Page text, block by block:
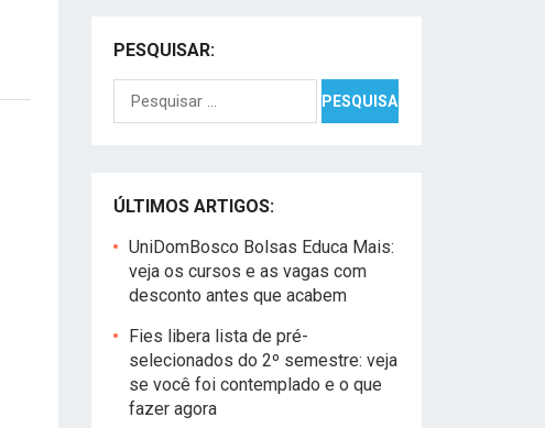
PESQUISAR:
Pesquisar
por:
ÚLTIMOS ARTIGOS:
UniDomBosco Bolsas Educa Mais:
veja os cursos e as vagas com
desconto antes que acabem
Fies libera lista de pré-
selecionados do 2º semestre: veja
se você foi contemplado e o que
fazer agora